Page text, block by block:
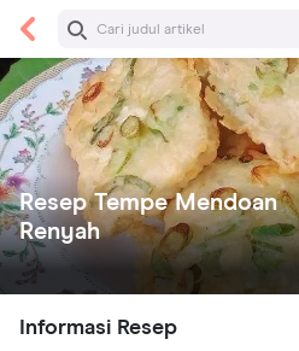
Resep Tempe Mendoan
Renyah
Informasi Resep